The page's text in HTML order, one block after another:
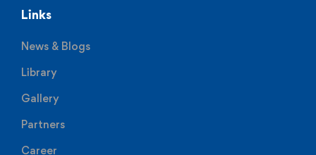
Links
News & Blogs
Library
Gallery
Partners
Career